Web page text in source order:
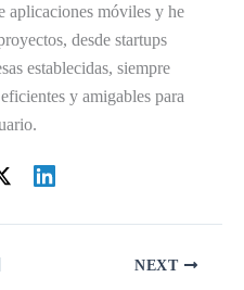
aplicaciones móviles y he
desde startups
establecidas, siempre
y amigables para
NEXT